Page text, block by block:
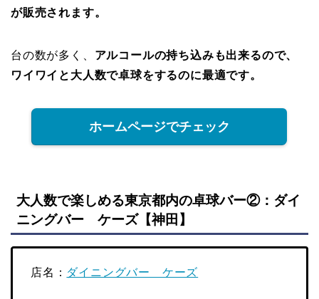
が販売されます。
台の数が多く、 アルコールの持ち込みも出来るので、
ワイワイと大人数で卓球をするのに最適です。
ホームページでチェック
大人数で楽しめる東京都内の卓球バー②：ダイ
ニングバー ケーズ【神田】
店名： ダイニングバー ケーズ